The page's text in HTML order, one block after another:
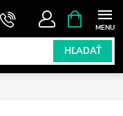
HĽADAŤ
KOŠÍK